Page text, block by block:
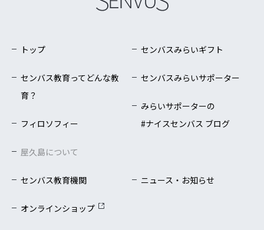
トップ
センバス教育ってどんな教
育？
フィロソフィー
屋久島について
センバスみらいギフト
センバスみらいサポーター
みらいサポーターの
#ナイスセンバス ブログ
センバス教育機関 ニュース・お知らせ
オンラインショップ